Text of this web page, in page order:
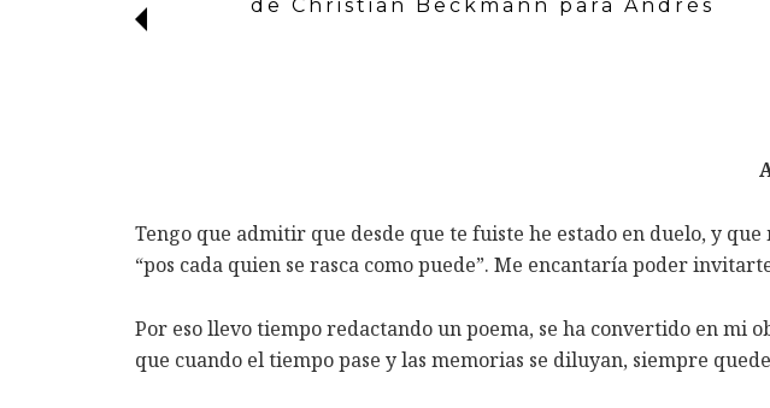
de Christian Beckmann para Andrés
Tengo que admitir que desde que te fuiste he estado en duelo, y
“pos cada quien se rasca como puede”. Me encantaría poder
Por eso llevo tiempo redactando un poema, se ha convertido en mi
que cuando el tiempo pase y las memorias se diluyan, siempre